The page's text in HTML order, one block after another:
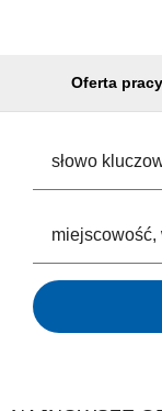
Oferta